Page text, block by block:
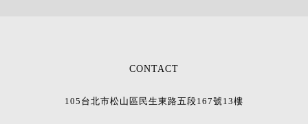
CONTACT
105台北市松山區民生東路五段167號13樓